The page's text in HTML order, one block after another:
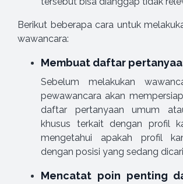
Berikut beberapa cara untuk
wawancara:
Membuat daftar
Sebelum melakukan
pewawancara akan
daftar pertanyaan umum
khusus terkait dengan profil
mengetahui apakah profil
dengan posisi yang sedang
Mencatat poin penting